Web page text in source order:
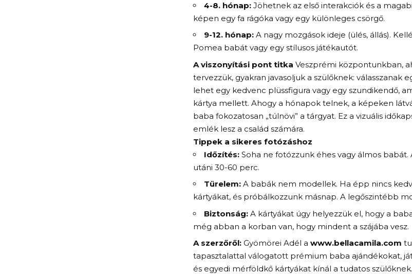
4-8. hónap: Jöhetnek az első interakciók és a
képen egy fa rágóka vagy egy különleges csörgő.
9-12. hónap: A nagy mozgások ideje (ülés, állás).
Pomea babát vagy egy stílusos játékautót.
A viszonyítási pont titka Veszprémi központunkban,
tervezzük, gyakran javasoljuk a szülőknek: válasszanak
lehet egy kedvenc plüssfigura vagy egy szundikendő,
kártya mellett. Ahogy a hónapok telnek, a képeken
baba fokozatosan „túlnövi” a tárgyat. Ez a vizuális
emlék lesz a család számára.
Tippek a sikeres fotózáshoz
Időzítés: Soha ne fotózzunk éhes vagy álmos babát.
utáni 30-60 perc.
Türelem: A babák nem modellek. Ha épp nincs
kártyákat, és próbálkozzunk másnap. A legőszintébb
Biztonság: A kártyákat úgy helyezzük el, hogy a
még abban a korban van, hogy mindent a szájába vesz.
A szerzőről: Gyömörei Adél a www.bellacamila.com
tapasztalattal válogatott prémium baba ajándékokat,
és egyedi mérföldkő kártyákat kínál a tudatos szülőknek.